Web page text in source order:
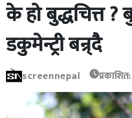
के हो बुद्धचित्त ?
डकुमेन्ट्री बन्र्दै
screennepal